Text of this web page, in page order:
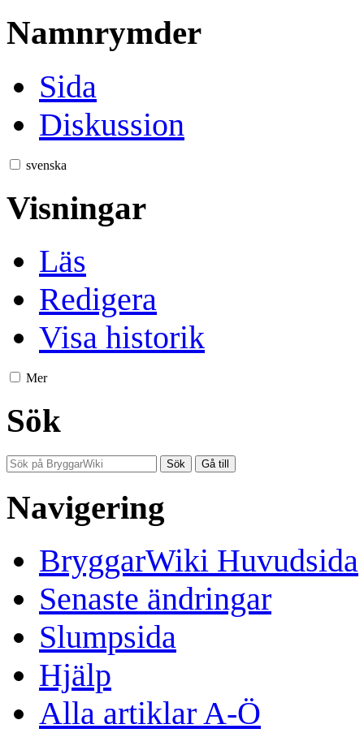
Namnrymder
Sida
Diskussion
svenska
Visningar
Läs
Redigera
Visa historik
Mer
Sök
Navigering
BryggarWiki Huvudsida
Senaste ändringar
Slumpsida
Hjälp
Alla artiklar A-Ö